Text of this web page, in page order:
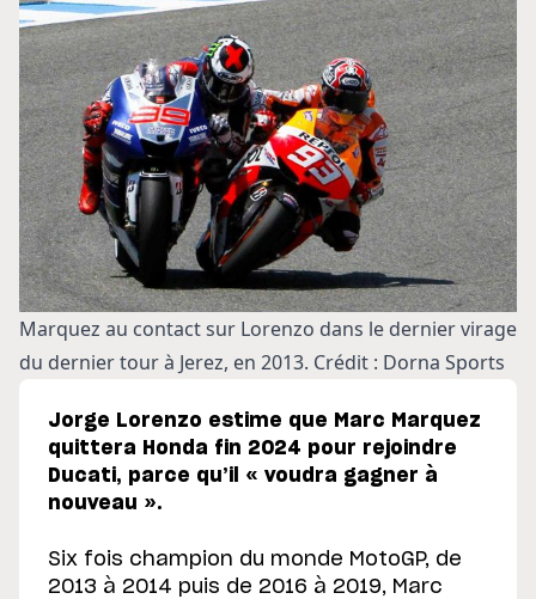
Marquez au contact sur Lorenzo dans le dernier virage
du dernier tour à Jerez, en 2013. Crédit : Dorna Sports
Jorge Lorenzo estime que Marc Marquez
quittera Honda fin 2024 pour rejoindre
Ducati, parce qu’il « voudra gagner à
nouveau ».
Six fois champion du monde MotoGP, de
2013 à 2014 puis de 2016 à 2019, Marc